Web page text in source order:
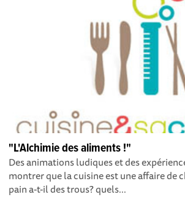
"L'Alchimie des aliments !"
Des animations ludiques et des
montrer que la cuisine est une affaire de
pain a-t-il des trous? quels...